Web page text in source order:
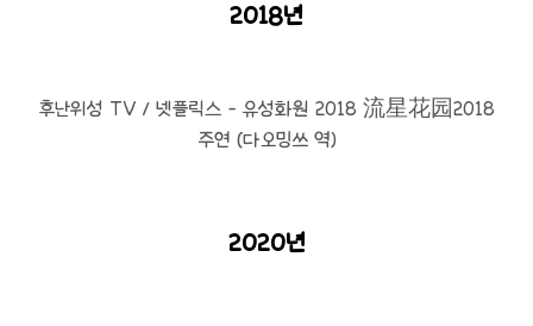
2018년
후난위성 TV / 넷플릭스 - 유성화원 2018 流星花园2018
주연 (다오밍쓰 역)
2020년